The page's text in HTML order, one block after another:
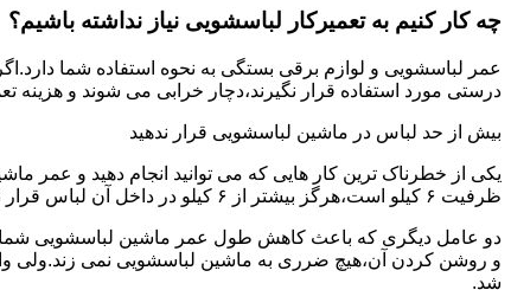
چه کار کنیم به تعمیرکار لباسشویی نیاز نداشته باشیم؟
عمر لباسشویی و لوازم برقی بستگی به نحوه استفاده شما
درستی مورد استفاده قرار نگیرند،دچار خرابی می شوند و هزینه تعمیر زیادی را برای شما ایجاد می
بیش از حد لباس در ماشین لباسشویی قرار ندهید
یکی از خطرناک ترین کار هایی که می توانید انجام دهید و
ظرفیت ۶ کیلو است،هرگز بیشتر از ۶ کیلو در داخل آن لباس قرار ندهید.این کار باعث می شود که عمر ماشین لباسشویی شما به شدت افزایش پیدا کند.
دو عامل دیگری که باعث کاهش طول عمر ماشین لباسشویی شما
و روشن کردن آن،هیچ ضرری به ماشین لباسشویی نمی
شد.